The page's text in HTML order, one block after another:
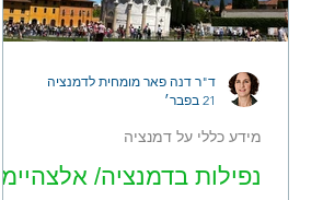
נפילות בדמנציה/ אלצהיימר
מידע כללי על דמנציה
ד"ר דנה פאר מומחית לדמנציה
21 בפבר׳